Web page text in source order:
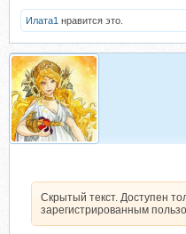
Илата1 нравится это.
Скрытый текст. Доступен
зарегистрированным